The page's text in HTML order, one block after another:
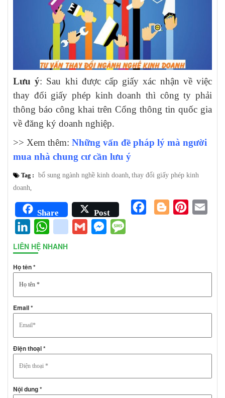
Lưu ý: Sau khi được cấp giấy xác nhận về việc
thay đổi giấy phép kinh doanh thì công ty phải
thông báo công khai trên Cổng thông tin quốc gia
về đăng ký doanh nghiệp.
>> Xem thêm: Những vấn đề pháp lý mà người
mua nhà chung cư cần lưu ý
Tag : bổ sung ngành nghề kinh doanh, thay đổi giấy phép kinh
doanh,
Share Post
FacebookBloggerPinterest
LinkedInWhatsAppgoogle_bookmarks
Gmail Messenger
LIÊN HỆ NHANH
Họ tên *
Email *
Điện thoại *
Nội dung *